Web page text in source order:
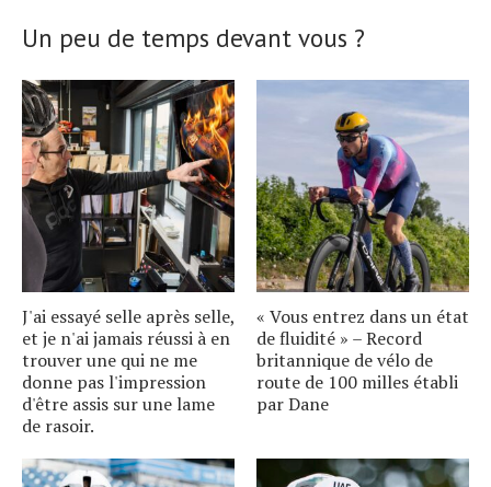
Un peu de temps devant vous ?
J'ai essayé selle après selle,
et je n'ai jamais réussi à en
trouver une qui ne me
donne pas l'impression
d'être assis sur une lame
de rasoir.
« Vous entrez dans un état
de fluidité » – Record
britannique de vélo de
route de 100 milles établi
par Dane